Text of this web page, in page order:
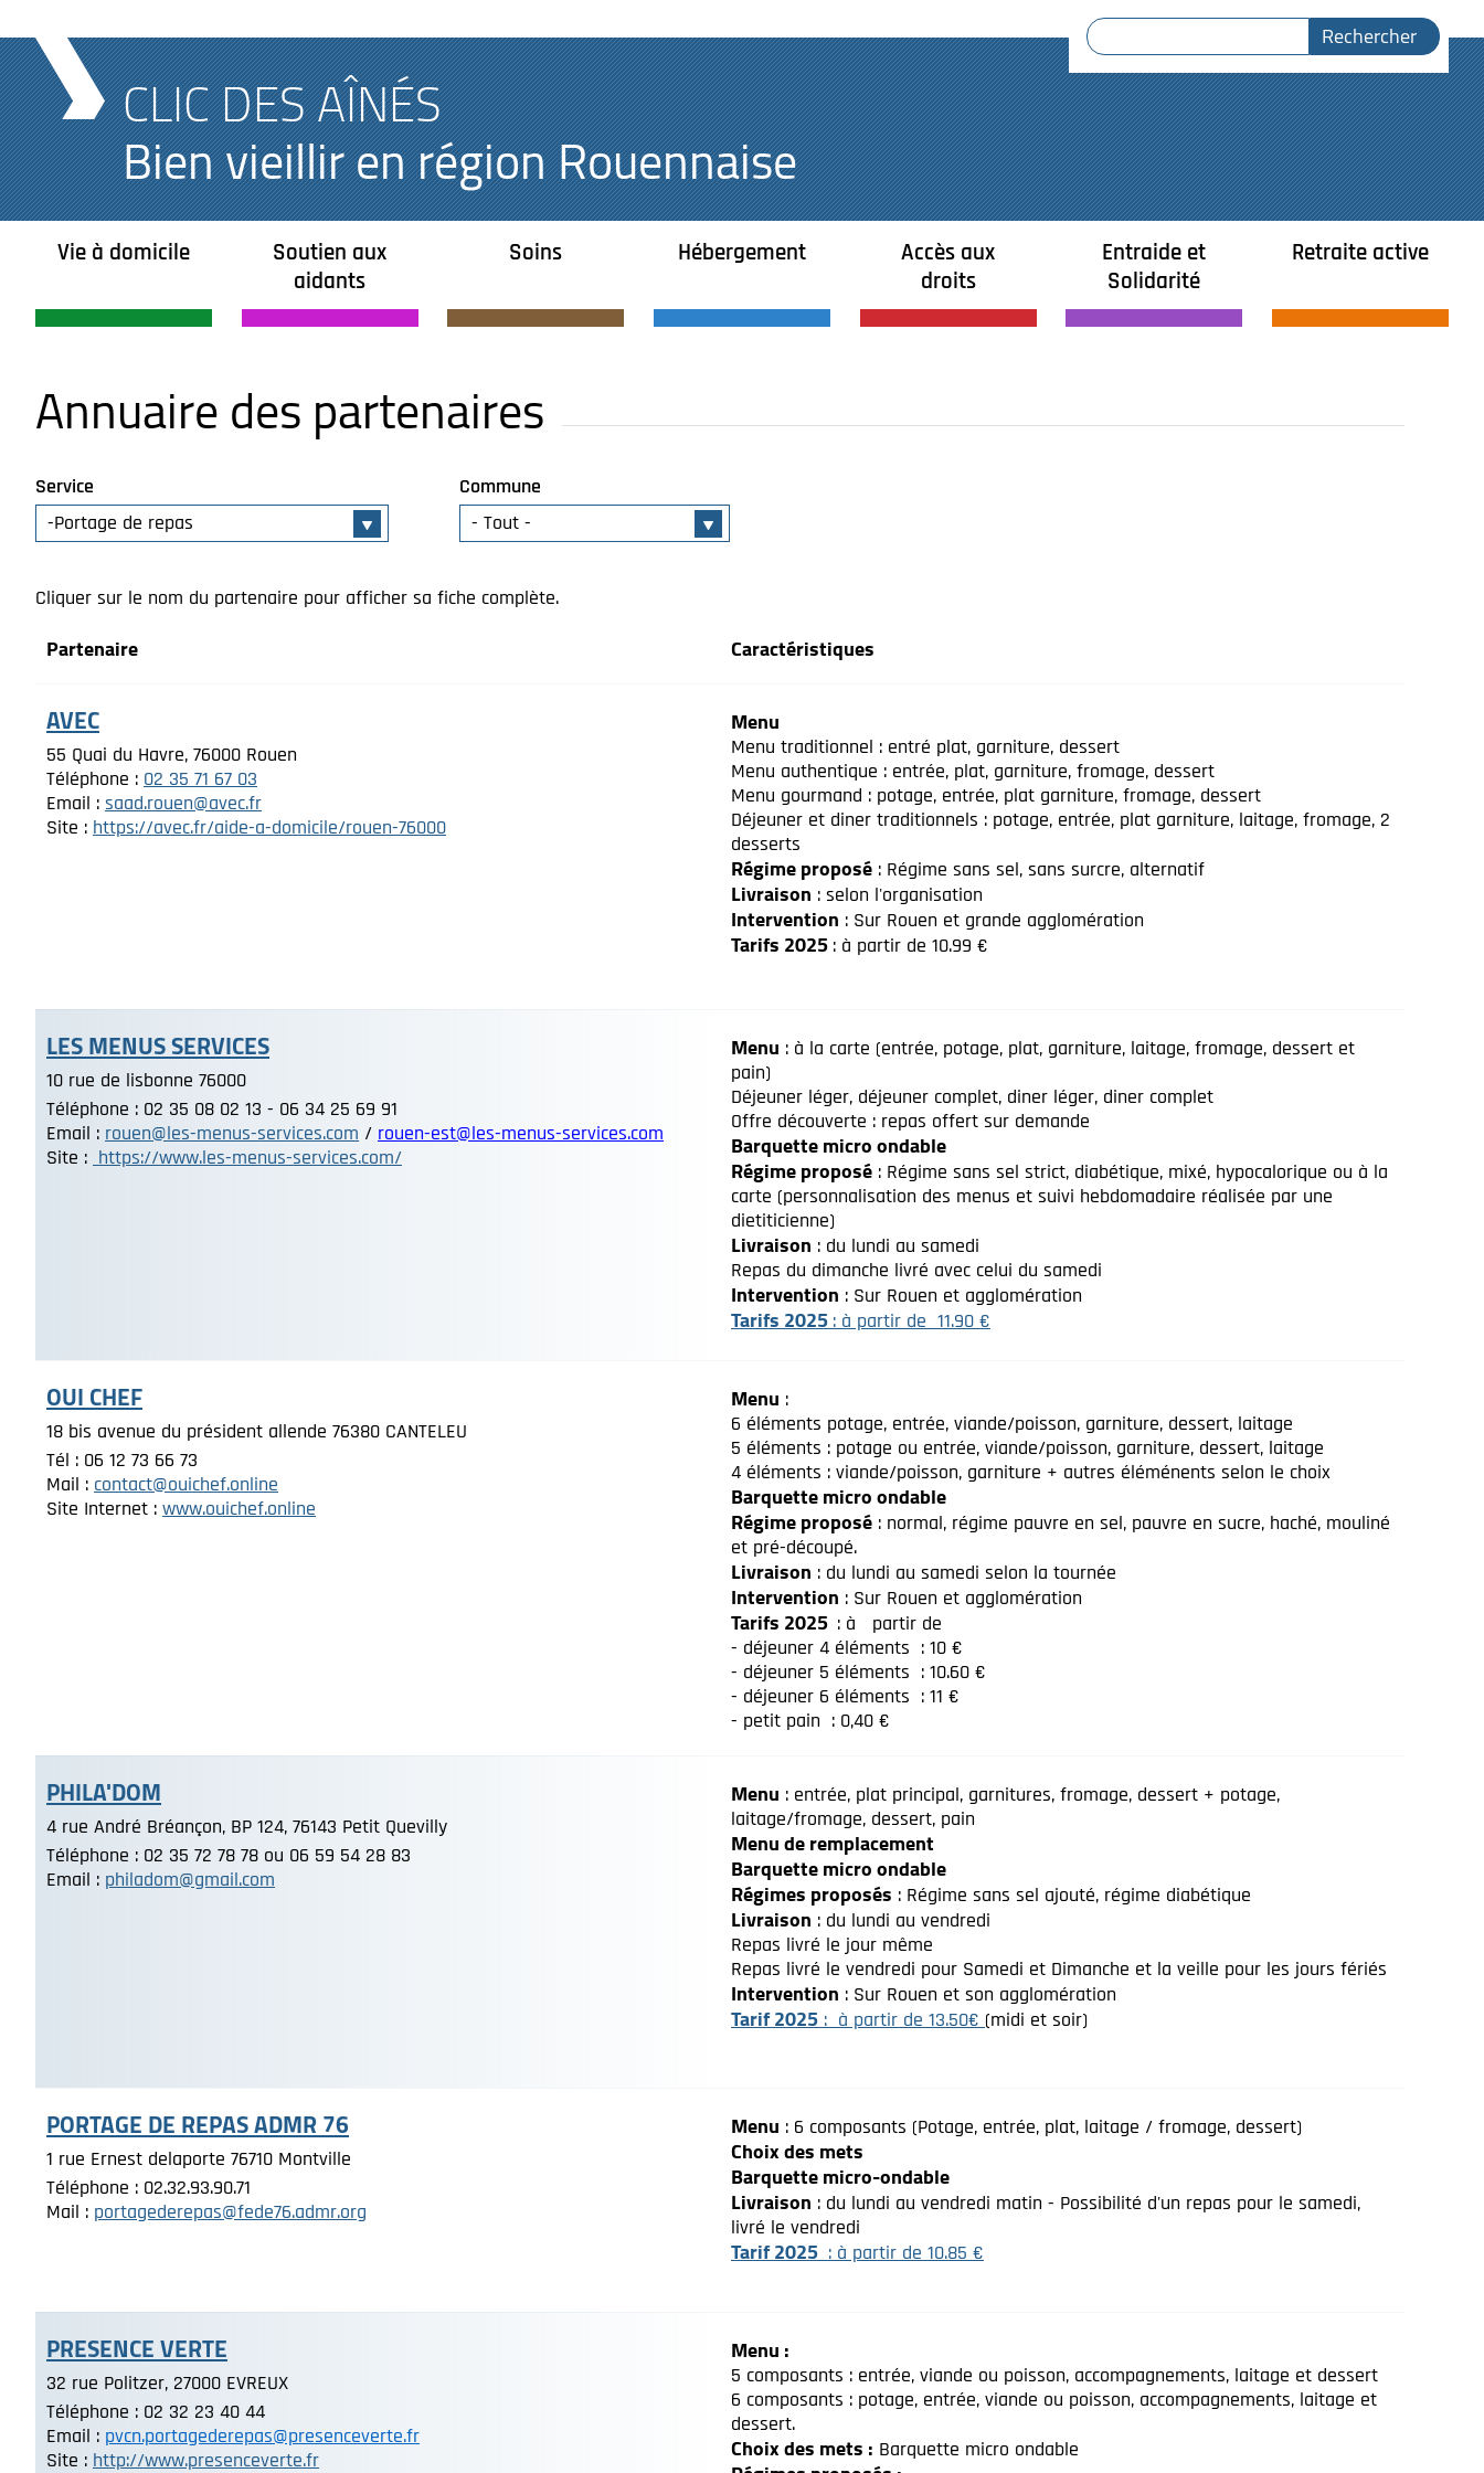
CLIC DES AÎNÉS
Bien vieillir en région Rouennaise
Vie à domicile
Soutien aux
aidants
Soins Hébergement
Accès aux
droits
Entraide et
Solidarité
Retraite active
Annuaire des partenaires
Service Commune
Cliquer sur le nom du partenaire pour afficher sa fiche complète.
Partenaire Caractéristiques
AVEC
55 Quai du Havre, 76000 Rouen
Téléphone : 02 35 71 67 03
Email : saad.rouen@avec.fr
Site : https://avec.fr/aide-a-domicile/rouen-76000
Menu
Menu traditionnel : entré plat, garniture, dessert
Menu authentique : entrée, plat, garniture, fromage, dessert
Menu gourmand : potage, entrée, plat garniture, fromage, dessert
Déjeuner et diner traditionnels : potage, entrée, plat garniture, laitage, fromage, 2
desserts
Régime proposé : Régime sans sel, sans surcre, alternatif
Livraison : selon l'organisation
Intervention : Sur Rouen et grande agglomération
Tarifs 2025 : à partir de 10.99 €
LES MENUS SERVICES
10 rue de lisbonne 76000
Téléphone : 02 35 08 02 13 - 06 34 25 69 91
Email : rouen@les-menus-services.com / rouen-est@les-menus-services.com
Site : https://www.les-menus-services.com/
Menu : à la carte (entrée, potage, plat, garniture, laitage, fromage, dessert et
pain)
Déjeuner léger, déjeuner complet, diner léger, diner complet
Offre découverte : repas offert sur demande
Barquette micro ondable
Régime proposé : Régime sans sel strict, diabétique, mixé, hypocalorique ou à la
carte (personnalisation des menus et suivi hebdomadaire réalisée par une
dietiticienne)
Livraison : du lundi au samedi
Repas du dimanche livré avec celui du samedi
Intervention : Sur Rouen et agglomération
Tarifs 2025: à partir de 11.90 €
OUI CHEF
18 bis avenue du président allende 76380 CANTELEU
Tél : 06 12 73 66 73
Mail : contact@ouichef.online
Site Internet : www.ouichef.online
Menu :
6 éléments potage, entrée, viande/poisson, garniture, dessert, laitage
5 éléments : potage ou entrée, viande/poisson, garniture, dessert, laitage
4 éléments : viande/poisson, garniture + autres éléménents selon le choix
Barquette micro ondable
Régime proposé : normal, régime pauvre en sel, pauvre en sucre, haché, mouliné
et pré-découpé.
Livraison : du lundi au samedi selon la tournée
Intervention : Sur Rouen et agglomération
Tarifs 2025 : à partir de
- déjeuner 4 éléments : 10 €
- déjeuner 5 éléments : 10.60 €
- déjeuner 6 éléments : 11 €
- petit pain : 0,40 €
PHILA'DOM
4 rue André Bréançon, BP 124, 76143 Petit Quevilly
Téléphone : 02 35 72 78 78 ou 06 59 54 28 83
Email : philadom@gmail.com
Menu : entrée, plat principal, garnitures, fromage, dessert + potage,
laitage/fromage, dessert, pain
Menu de remplacement
Barquette micro ondable
Régimes proposés : Régime sans sel ajouté, régime diabétique
Livraison : du lundi au vendredi
Repas livré le jour même
Repas livré le vendredi pour Samedi et Dimanche et la veille pour les jours fériés
Intervention : Sur Rouen et son agglomération
Tarif 2025 : à partir de 13.50€ (midi et soir)
PORTAGE DE REPAS ADMR 76
1 rue Ernest delaporte 76710 Montville
Téléphone : 02.32.93.90.71
Mail : portagederepas@fede76.admr.org
Menu : 6 composants (Potage, entrée, plat, laitage / fromage, dessert)
Choix des mets
Barquette micro-ondable
Livraison : du lundi au vendredi matin - Possibilité d'un repas pour le samedi,
livré le vendredi
Tarif 2025 : à partir de 10.85 €
PRESENCE VERTE
32 rue Politzer, 27000 EVREUX
Téléphone : 02 32 23 40 44
Email : pvcn.portagederepas@presenceverte.fr
Site : http://www.presenceverte.fr
Menu :
5 composants : entrée, viande ou poisson, accompagnements, laitage et dessert
6 composants : potage, entrée, viande ou poisson, accompagnements, laitage et
dessert.
Choix des mets : Barquette micro ondable